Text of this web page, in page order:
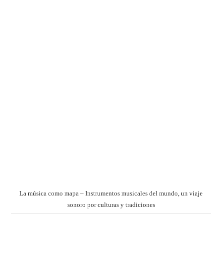
La música como mapa – Instrumentos musicales del mundo, un viaje
sonoro por culturas y tradiciones